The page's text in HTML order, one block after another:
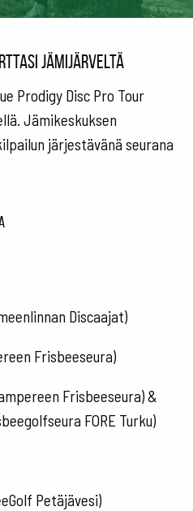
Jämijärveltä
Prodigy Disc Pro Tour
Jämikeskuksen
järjestävänä seurana
Discaajat)
Frisbeeseura)
Frisbeeseura) &
FORE Turku)
Petäjävesi)